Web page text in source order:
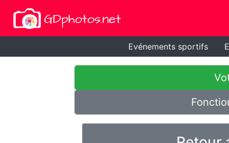
Evénements sportifs